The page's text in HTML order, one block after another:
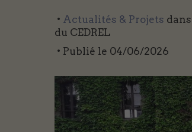
• Actualités & Projets
du CEDREL
• Publié le 04/06/2026